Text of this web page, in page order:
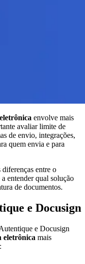
envolve mais
avaliar limite de
de envio, integrações,
quem envia e para
entre o
entender qual solução
de documentos.
e Docusign
e Docusign
eletrônica mais